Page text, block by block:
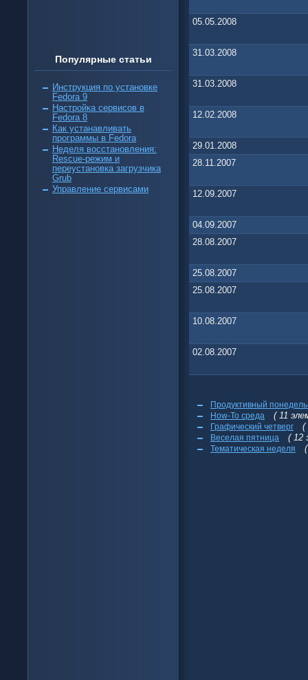
Популярные статьи
Инструкция по установке
Fedora 9
Настройка сервисов в
Fedora 8
Как устанавливать
программы в Fedora
Неделя восстановления:
Rescue-режим и
переустановка загрузчика
Grub
Управление сервисами
05.05.2008
31.03.2008
31.03.2008
12.02.2008
29.01.2008
28.11.2007
12.09.2007
04.09.2007
28.08.2007
25.08.2007
25.08.2007
10.08.2007
02.08.2007
Продуктивный
How-To среда
( 11
Графический четверг (
Веселая пятница ( 12
Тематическая неделя